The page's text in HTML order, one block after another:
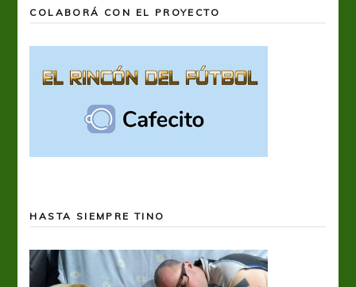
COLABORÁ CON EL PROYECTO
HASTA SIEMPRE TINO